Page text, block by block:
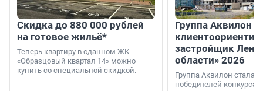
Скидка до 880 000 рублей
на готовое жильё*
Теперь квартиру в сданном ЖК
«Образцовый квартал 14» можно
купить со специальной скидкой.
Группа Аквилон
застройщик
области» 2026
Группа Аквилон стала
победителей конкурса